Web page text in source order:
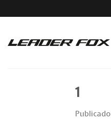
to
1
Publicado